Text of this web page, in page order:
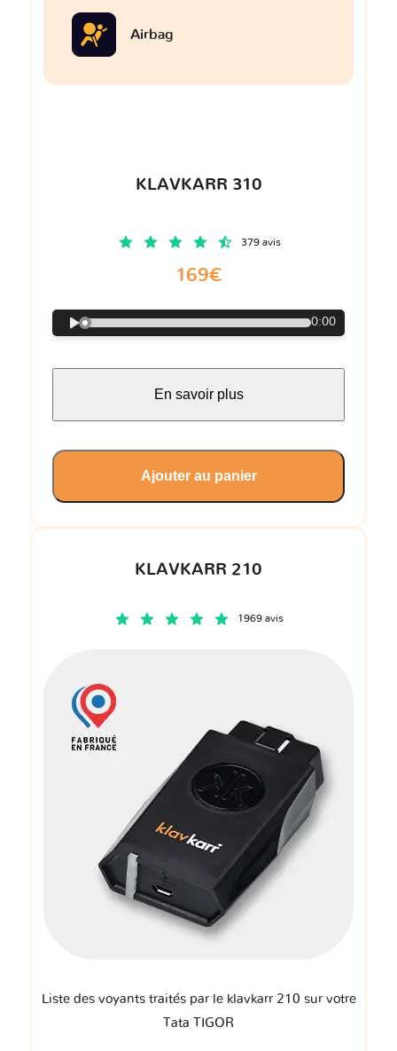
KLAVKARR 210
1969 avis
Liste des voyants traités par le klavkarr 210 sur votre
Tata TIGOR
Airbag
KLAVKARR 310
379 avis
169€
0:00
En savoir plus
Ajouter au panier